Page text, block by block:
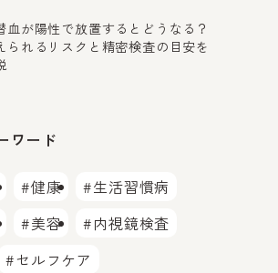
血が陽性で放置するとどうなる？
られるリスクと精密検査の目安を
ワード
#健康
#生活習慣病
#美容
#内視鏡検査
#セルフケア